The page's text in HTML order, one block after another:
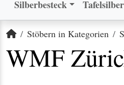
Silberbesteck Tafelsilber
Startseite
Stöbern in Kategorien
WMF